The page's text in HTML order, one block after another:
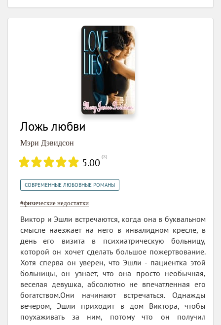
Ложь любви
Мэри Дэвидсон
5.00 (3)
СОВРЕМЕННЫЕ ЛЮБОВНЫЕ РОМАНЫ
#физические недостатки
Виктор и Эшли встречаются, когда она в буквальном
смысле наезжает на него в инвалидном кресле, в
день его визита в психиатрическую больницу,
которой он хочет сделать большое пожертвование.
Хотя сперва он уверен, что Эшли - пациентка этой
больницы, он узнает, что она просто необычная,
веселая девушка, абсолютно не впечатленная его
богатством.Oни начинают встречаться. Однажды
вечером, Эшли приходит в дом Виктора, чтобы
поухаживать за ним, потому что он получил